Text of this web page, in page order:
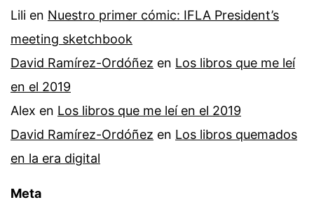
Lili en Nuestro primer cómic: IFLA President’s
meeting sketchbook
David Ramírez-Ordóñez en Los libros que me leí
en el 2019
Alex en Los libros que me leí en el 2019
David Ramírez-Ordóñez en Los libros quemados
en la era digital
Meta